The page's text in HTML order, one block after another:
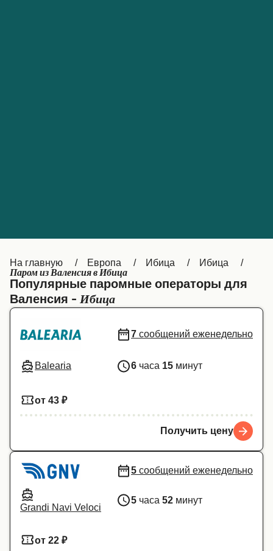
Italia Canada (FR)
Canada België (NL)
Ελλάδα Belgique (FR)
Polska Deutschland
На главную Европа Ибица Ибица
Паром из Валенсия в Ибица
Популярные паромные операторы для
Валенсия - Ибица
Balearia
7 сообщений еженедельно
6 часа 15 минут
от 43 ₽
Получить цену
Grandi Navi Veloci
5 сообщений еженедельно
5 часа 52 минут
от 22 ₽